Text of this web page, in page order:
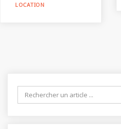
LOCATION
Rechercher
un